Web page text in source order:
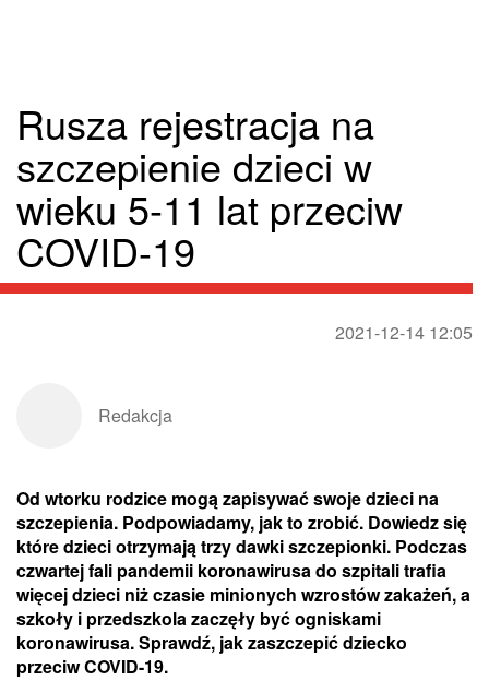
Rusza rejestracja na
szczepienie dzieci w
wieku 5-11 lat przeciw
COVID-19
2021-12-14 12:05
Redakcja
Od wtorku rodzice mogą zapisywać swoje dzieci na
szczepienia. Podpowiadamy, jak to zrobić. Dowiedz się
które dzieci otrzymają trzy dawki szczepionki. Podczas
czwartej fali pandemii koronawirusa do szpitali trafia
więcej dzieci niż czasie minionych wzrostów zakażeń, a
szkoły i przedszkola zaczęły być ogniskami
koronawirusa. Sprawdź, jak zaszczepić dziecko
przeciw COVID-19.